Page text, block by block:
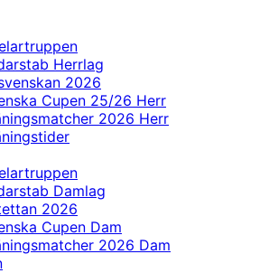
Herrlag
2026
Cupen 25/26 Herr
2026 Herr
Damlag
2026
Cupen Dam
2026 Dam